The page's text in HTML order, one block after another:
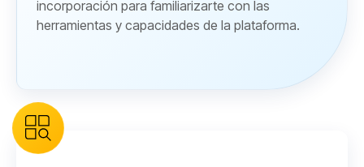
incorporación para familiarizarte con las
herramientas y capacidades de la plataforma.